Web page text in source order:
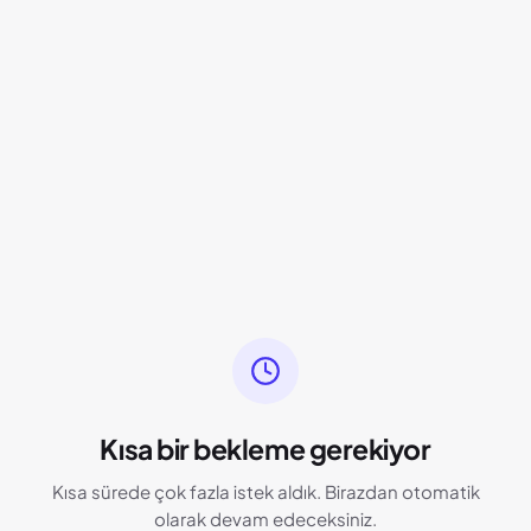
Kısa bir bekleme gerekiyor
Kısa sürede çok fazla istek aldık. Birazdan otomatik
olarak devam edeceksiniz.